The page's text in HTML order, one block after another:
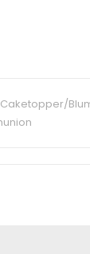
Caketopper/